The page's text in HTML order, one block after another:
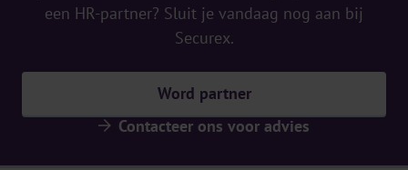
een HR-partner? Sluit je vandaag nog aan bij
Securex.
Word partner
Contacteer ons voor advies